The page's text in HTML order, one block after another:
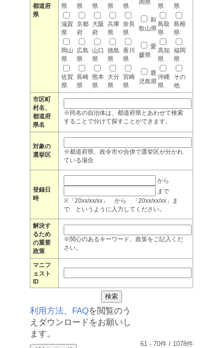
都道府
県
県
県
県
県
県
岡県
県
県
滋賀
県
京都
府
大阪
府
兵庫
県
奈良
県
和
歌山県
鳥取
県
島根
県
岡山
県
広島
県
山口
県
徳島
県
香川
県
愛
媛県
高知
県
福岡
県
佐賀
県
長崎
県
熊本
県
大分
県
宮崎
県
鹿
児島県
沖縄
県
その
他
市区町
村名、
都道府
県名
※同名の自治体は、都道府県とあわせて検索
することで分けて探すことができます。
対象の
選挙区
※都道府県、政令市や合併で選挙区が分かれ
ている場合
登録日
時
から
まで
※「20xx/xx/xx」 から 「20xx/xx/xx」ま
で というように入力してください。
解決す
るため
の重要
政策
※関心のあるキーワード、政策をご記入くだ
さい。
マニフ
ェスト
ID
利用方法、 FAQを閲覧のう
えダウンロードをお願いし
ます。
61 - 70件 / 1078件